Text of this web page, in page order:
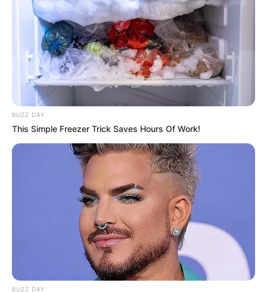
BUZZ DAY
This Simple Freezer Trick Saves Hours Of Work!
BUZZ DAY